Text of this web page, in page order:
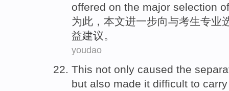
offered on the major selection
为此 ， 本文进一步向与考生专业
益建议。
youdao
This not only caused the
but also made it difficult to